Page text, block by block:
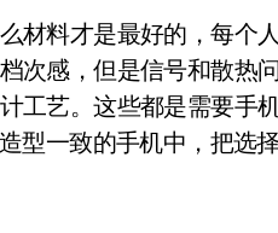
料才是最好的，每个
次感，但是信号和散热
工艺。这些都是需要手
型一致的手机中，把选